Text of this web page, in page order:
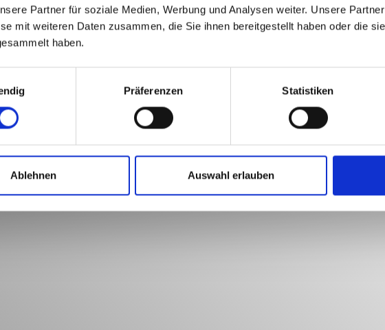
Partner für soziale Medien, Werbung und Analysen weiter. Unsere
mit weiteren Daten zusammen, die Sie ihnen bereitgestellt haben oder die
haben.
Präferenzen Statistiken
Ablehnen Auswahl erlauben